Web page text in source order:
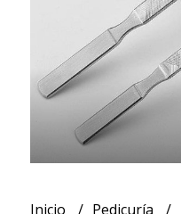
Inicio
Pedicuría